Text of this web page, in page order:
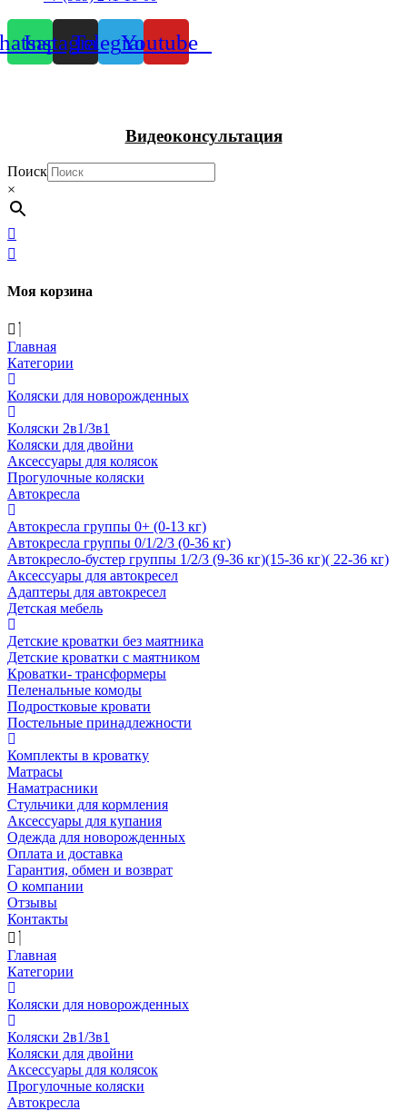
InstagramTelegramYoutube
Видеоконсультация
Поиск
×
Моя корзина
Главная
Категории
Коляски для новорожденных
Коляски 2в1/3в1
Коляски для двойни
Аксессуары для колясок
Прогулочные коляски
Автокресла
Автокресла группы 0+ (0-13 кг)
Автокресла группы 0/1/2/3 (0-36 кг)
Автокресло-бустер группы 1/2/3 (9-36 кг)(15-36 кг)( 22-36 кг)
Аксессуары для автокресел
Адаптеры для автокресел
Детская мебель
Детские кроватки без маятника
Детские кроватки с маятником
Кроватки- трансформеры
Пеленальные комоды
Подростковые кровати
Постельные принадлежности
Комплекты в кроватку
Матрасы
Наматрасники
Стульчики для кормления
Аксессуары для купания
Одежда для новорожденных
Оплата и доставка
Гарантия, обмен и возврат
О компании
Отзывы
Контакты
Главная
Категории
Коляски для новорожденных
Коляски 2в1/3в1
Коляски для двойни
Аксессуары для колясок
Прогулочные коляски
Автокресла